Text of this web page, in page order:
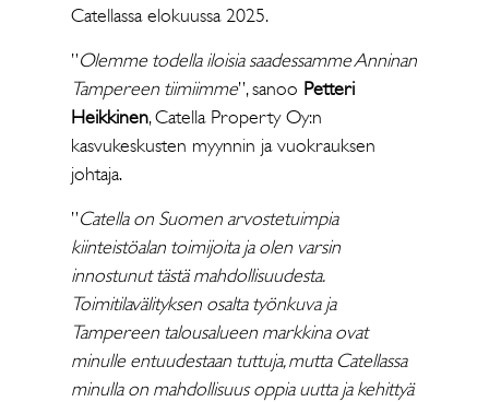
Catellassa elokuussa 2025.
”Olemme todella iloisia saadessamme Anninan
Tampereen tiimiimme”, sanoo Petteri
Heikkinen, Catella Property Oy:n
kasvukeskusten myynnin ja vuokrauksen
johtaja.
”Catella on Suomen arvostetuimpia
kiinteistöalan toimijoita ja olen varsin
innostunut tästä mahdollisuudesta.
Toimitilavälityksen osalta työnkuva ja
Tampereen talousalueen markkina ovat
minulle entuudestaan tuttuja, mutta Catellassa
minulla on mahdollisuus oppia uutta ja kehittyä